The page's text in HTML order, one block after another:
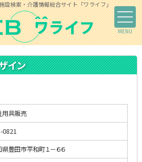
設検索・介護情報総合サイト「ワライフ」
イン
用具販売
0821
県豊田市平和町１－６６